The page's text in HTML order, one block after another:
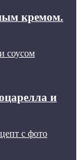
кремом.
соусом
и
с фото